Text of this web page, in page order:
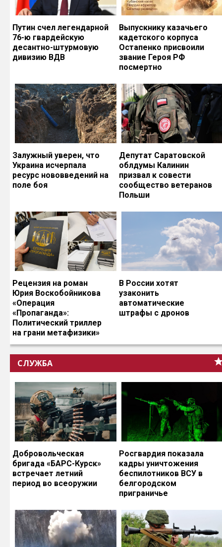
Путин счел легендарной
76-ю гвардейскую
десантно-штурмовую
дивизию ВДВ
Выпускнику казачьего
кадетского корпуса
Остапенко присвоили
звание Героя РФ
посмертно
Залужный уверен, что
Украина исчерпала
ресурс нововведений на
поле боя
Депутат Саратовской
облдумы Калинин
призвал к совести
сообщество ветеранов
Польши
Рецензия на роман
Юрия Воскобойникова
«Операция
«Пропаганда»:
Политический триллер
на грани метафизики»
В России хотят
узаконить
автоматические
штрафы с дронов
СЛУЖБА
Добровольческая
бригада «БАРС-Курск»
встречает летний
период во всеоружии
Росгвардия показала
кадры уничтожения
беспилотников ВСУ в
белгородском
приграничье